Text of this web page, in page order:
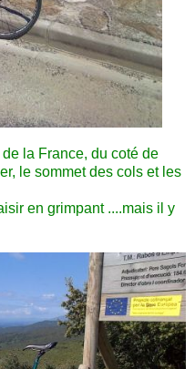
la France, du coté de
le sommet des cols et les
en grimpant ....mais il y